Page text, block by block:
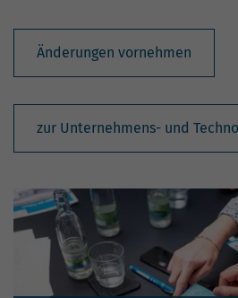
Änderungen vornehmen
zur Unternehmens- und